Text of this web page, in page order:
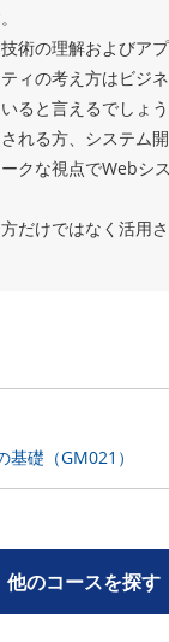
術の理解およびア
ィの考え方はビジ
ると言えるでしょう
れる方、システム
クな視点でWebシ
だけではなく活用
礎（GM021）
他のコースを探す